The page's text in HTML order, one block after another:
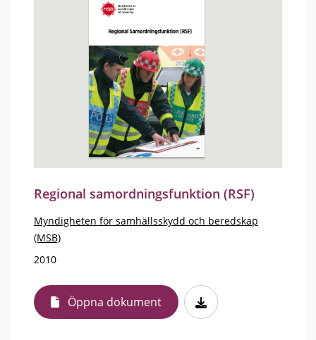
Regional samordningsfunktion (RSF)
Myndigheten för samhällsskydd och beredskap
(MSB)
2010
Öppna dokument